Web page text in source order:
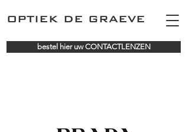
OPTIEK DE GRAEVE
bestel hier uw CONTACTLENZEN